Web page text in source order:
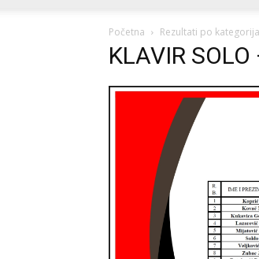
Početna Rezultati po
KLAVIR